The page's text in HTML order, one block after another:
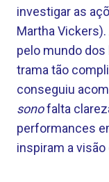
investigar as
Martha
pelo mundo
trama tão
conseguiu
sonofalta
performances
inspiram a visão